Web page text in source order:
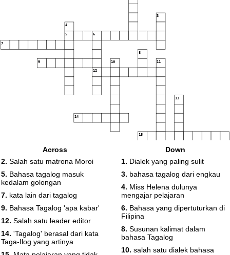
3
4
5
6
7
8
9 10 11
12
13
14
15
Across
2. Salah satu matrona Moroi
5. Bahasa tagalog masuk
kedalam golongan
7. kata lain dari tagalog
9. Bahasa Tagalog 'apa kabar'
12. Salah satu leader editor
14. 'Tagalog' berasal dari kata
Taga-Ilog yang artinya
Down
1. Dialek yang paling sulit
3. bahasa tagalog dari engkau
4. Miss Helena dulunya
mengajar pelajaran
6. Bahasa yang dipertuturkan di
Filipina
8. Susunan kalimat dalam
bahasa Tagalog
10. salah satu dialek bahasa